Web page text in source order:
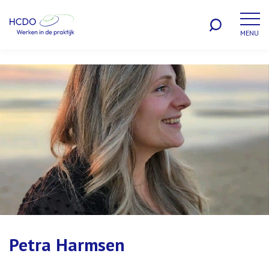
MENU
Petra Harmsen